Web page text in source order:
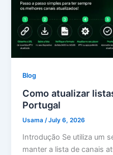
Blog
Como atualizar
Portugal
Usama/July 6, 2026
Introdução Se utiliza um
manter a lista de canais